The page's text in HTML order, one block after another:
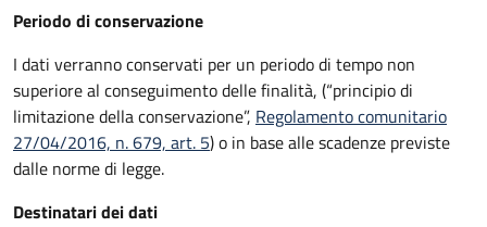
Periodo di conservazione
I dati verranno conservati per un periodo di tempo non
superiore al conseguimento delle finalità, (“principio di
limitazione della conservazione”, Regolamento comunitario
27/04/2016, n. 679, art. 5) o in base alle scadenze previste
dalle norme di legge.
Destinatari dei dati